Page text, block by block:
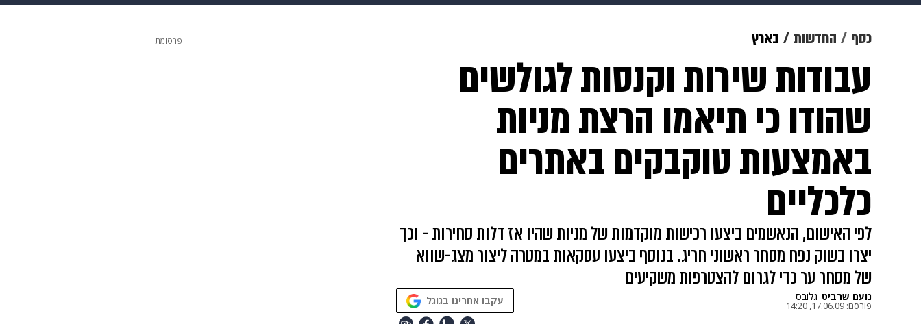
מוזיקה
דיגיטל גאווה ויוה משפט תשעה חודשים מתכונים
כסף החדשות בארץ
עבודות שירות וקנסות לגולשים
שהודו כי תיאמו הרצת מניות
באמצעות טוקבקים באתרים
כלכליים
לפי האישום, הנאשמים ביצעו רכישות מוקדמות של מניות שהיו אז דלות סחירות - וכך
יצרו בשוק נפח מסחר ראשוני חריג. בנוסף ביצעו עסקאות במטרה ליצור מצג-שווא
של מסחר ער כדי לגרום להצטרפות משקיעים
נועם שרביט גלובס
פורסם: 17.06.09, 14:20 עקבו אחרינו בגוגל
פרסומת